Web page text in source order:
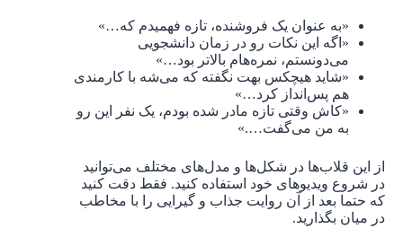
«به عنوان یک فروشنده، تازه فهمیدم که…»
«اگه این نکات رو در زمان دانشجویی
می‌دونستم، نمره‌هام بالاتر بود…»
«شاید هیچکس بهت نگفته که می‌شه با کارمندی
هم پس‌انداز کرد…»
«کاش وقتی تازه مادر شده بودم، یک نفر این رو
به من می‌گفت….»
از این قلاب‌ها در شکل‌ها و مدل‌های مختلف می‌توانید
در شروع ویدیوهای خود استفاده کنید. فقط دقت کنید
که حتما بعد از آن روایت جذاب و گیرایی را با مخاطب
در میان بگذارید.